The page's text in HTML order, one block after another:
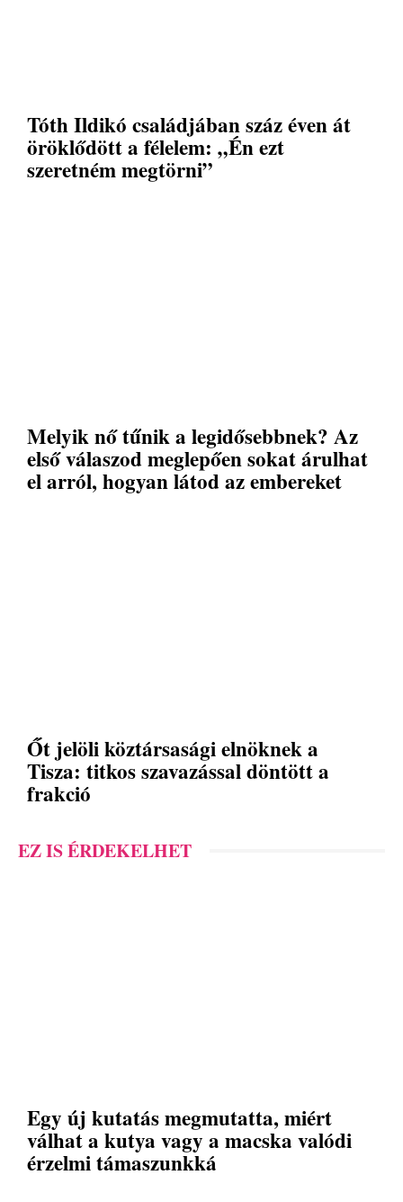
Tóth Ildikó családjában száz éven át
öröklődött a félelem: „Én ezt
szeretném megtörni”
Melyik nő tűnik a legidősebbnek? Az
első válaszod meglepően sokat árulhat
el arról, hogyan látod az embereket
Őt jelöli köztársasági elnöknek a
Tisza: titkos szavazással döntött a
frakció
EZ IS ÉRDEKELHET
Egy új kutatás megmutatta, miért
válhat a kutya vagy a macska valódi
érzelmi támaszunkká